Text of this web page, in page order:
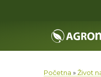
Početna »Život